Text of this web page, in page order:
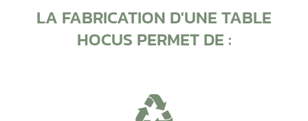
LA FABRICATION D'UNE TABLE
HOCUS PERMET DE :